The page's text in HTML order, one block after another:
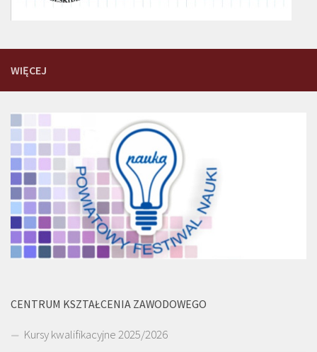
WIĘCEJ
CENTRUM KSZTAŁCENIA ZAWODOWEGO
Kursy kwalifikacyjne 2025/2026